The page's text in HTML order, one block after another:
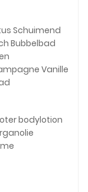
Schuimend
Bubbelbad
Vanille
bodylotion